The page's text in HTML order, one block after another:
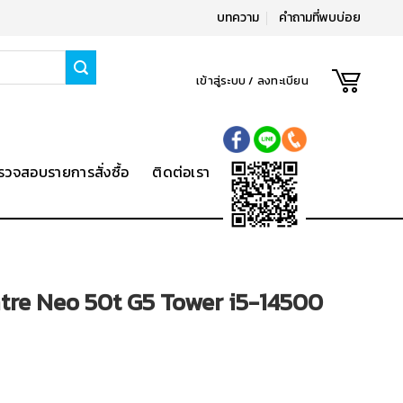
บทความ คำถามที่พบบ่อย
เข้าสู่ระบบ / ลงทะเบียน
วจสอบรายการสั่งซื้อ ติดต่อเรา
Neo 50t G5 Tower i5-14500